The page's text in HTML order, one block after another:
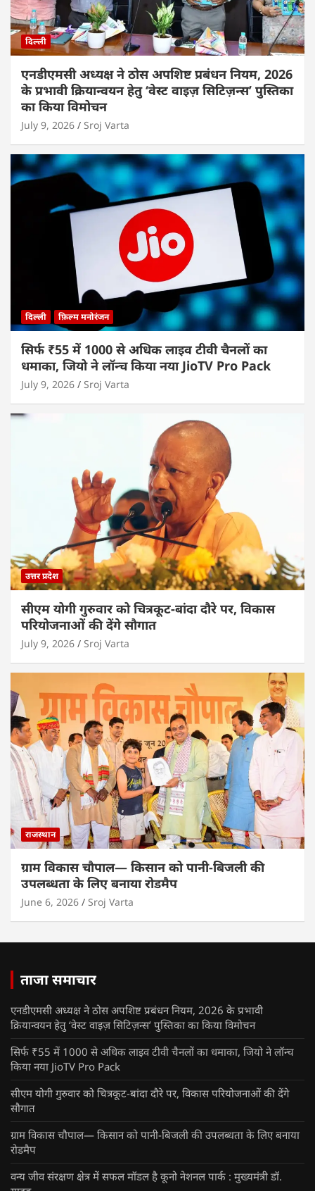
दिल्ली
एनडीएमसी अध्यक्ष ने ठोस अपशिष्ट प्रबंधन नियम, 2026
के प्रभावी क्रियान्वयन हेतु ‘वेस्ट वाइज़ सिटिज़न्स’ पुस्तिका
का किया विमोचन
July 9, 2026 Sroj Varta
दिल्ली फ़िल्म मनोरंजन
सिर्फ ₹55 में 1000 से अधिक लाइव टीवी चैनलों का
धमाका, जियो ने लॉन्च किया नया JioTV Pro Pack
July 9, 2026 Sroj Varta
उत्तर प्रदेश
सीएम योगी गुरुवार को चित्रकूट-बांदा दौरे पर, विकास
परियोजनाओं की देंगे सौगात
July 9, 2026 Sroj Varta
राजस्थान
ग्राम विकास चौपाल— किसान को पानी-बिजली की
उपलब्धता के लिए बनाया रोडमैप
June 6, 2026 Sroj Varta
ताजा समाचार
एनडीएमसी अध्यक्ष ने ठोस अपशिष्ट प्रबंधन नियम, 2026 के प्रभावी
क्रियान्वयन हेतु ‘वेस्ट वाइज़ सिटिज़न्स’ पुस्तिका का किया विमोचन
सिर्फ ₹55 में 1000 से अधिक लाइव टीवी चैनलों का धमाका, जियो ने लॉन्च
किया नया JioTV Pro Pack
सीएम योगी गुरुवार को चित्रकूट-बांदा दौरे पर, विकास परियोजनाओं की देंगे
सौगात
ग्राम विकास चौपाल— किसान को पानी-बिजली की उपलब्धता के लिए बनाया
रोडमैप
वन्य जीव संरक्षण क्षेत्र में सफल मॉडल है कूनो नेशनल पार्क : मुख्यमंत्री डॉ.